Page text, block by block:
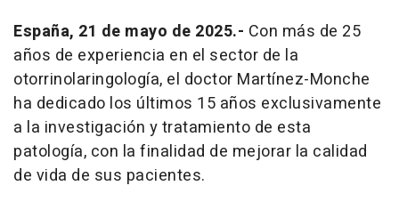
España, 21 de mayo de 2025.- Con más de 25
años de experiencia en el sector de la
otorrinolaringología, el doctor Martínez-Monche
ha dedicado los últimos 15 años exclusivamente
a la investigación y tratamiento de esta
patología, con la finalidad de mejorar la calidad
de vida de sus pacientes.